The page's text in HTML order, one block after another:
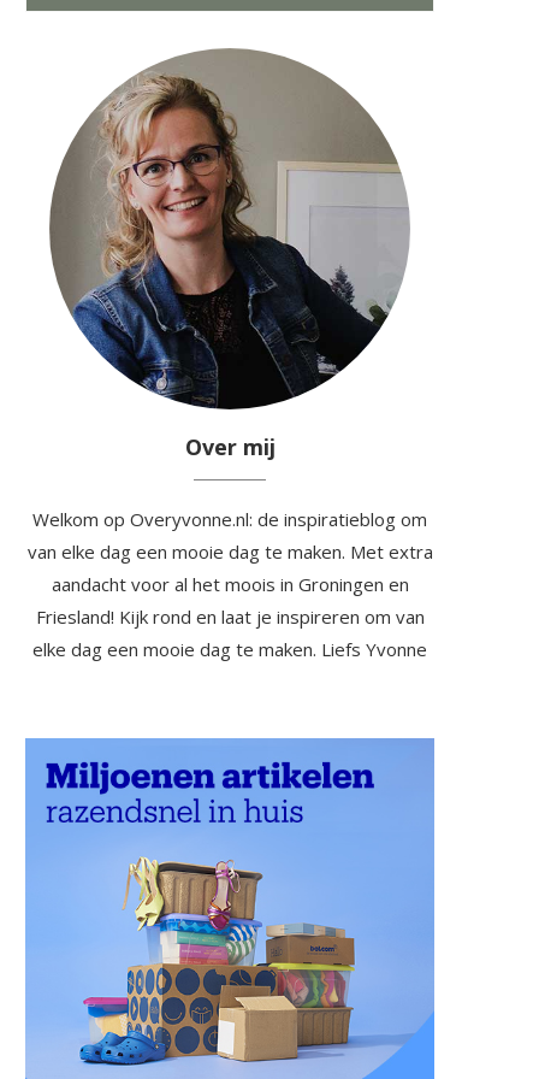
Over mij
Welkom op Overyvonne.nl: de inspiratieblog om
van elke dag een mooie dag te maken. Met extra
aandacht voor al het moois in Groningen en
Friesland! Kijk rond en laat je inspireren om van
elke dag een mooie dag te maken. Liefs Yvonne